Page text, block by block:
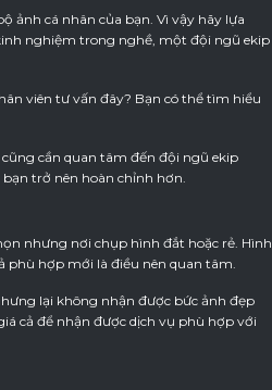
ảnh cá nhân của bạn. Vì vậy hãy lựa
nghiệm trong nghề, một đội ngũ ekip
viên tư vấn đây? Bạn có thể tìm hiểu
cần quan tâm đến đội ngũ ekip
trở nên hoàn chỉnh hơn.
nhưng nơi chụp hình đắt hoặc rẻ. Hình
phù hợp mới là điều nên quan tâm.
lại không nhận được bức ảnh đẹp
cả để nhận được dịch vụ phù hợp với